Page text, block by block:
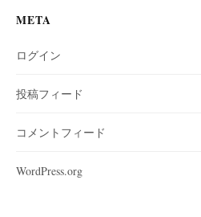
META
ログイン
投稿フィード
コメントフィード
WordPress.org